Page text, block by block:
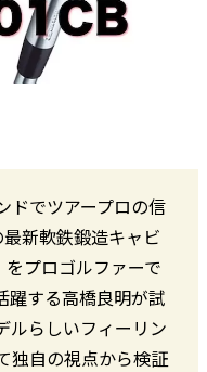
ドでツアープロの信
新軟鉄鍛造キャビ
プロゴルファーで
躍する高橋良明が試
ルらしいフィーリン
独自の視点から検証